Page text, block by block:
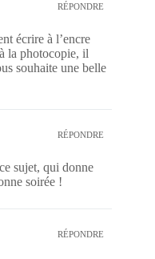
RÉPONDRE
écrire à l’encre
la photocopie, il
souhaite une belle
RÉPONDRE
sujet, qui donne
soirée !
RÉPONDRE